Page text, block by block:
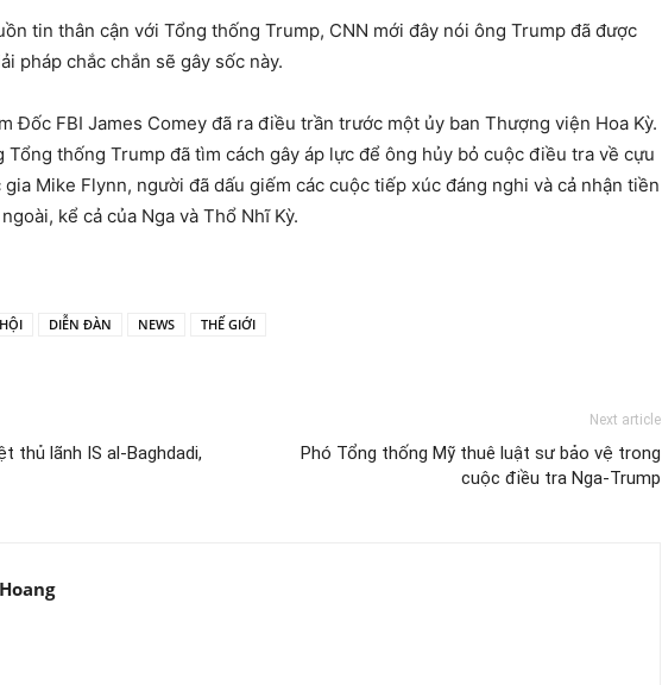
tin thân cận với Tổng thống Trump, CNN mới đây nói ông Trump đã được
pháp chắc chắn sẽ gây sốc này.
Đốc FBI James Comey đã ra điều trần trước một ủy ban Thượng viện Hoa Kỳ.
Tổng thống Trump đã tìm cách gây áp lực để ông hủy bỏ cuộc điều tra về cựu
Mike Flynn, người đã dấu giếm các cuộc tiếp xúc đáng nghi và cả nhận tiền
kể cả của Nga và Thổ Nhĩ Kỳ.
DIỄN ĐÀN NEWS THẾ GIỚI
thủ lãnh IS al-Baghdadi,
Next article
Phó Tổng thống Mỹ thuê luật sư bảo vệ trong
cuộc điều tra Nga-Trump
Hoang